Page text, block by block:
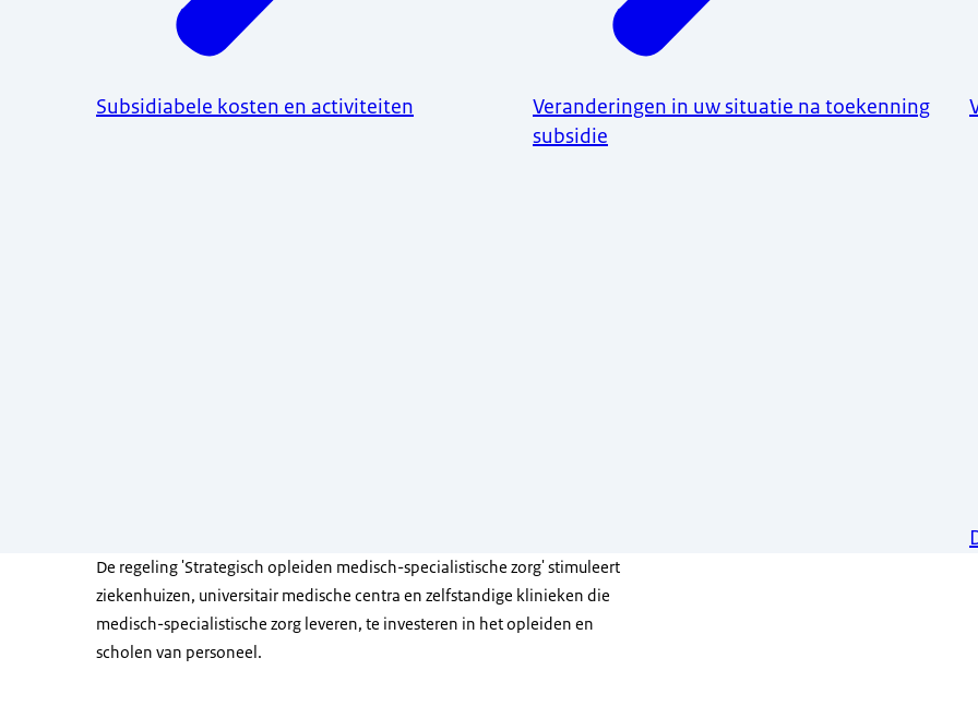
Subsidiabele kosten en activiteiten
Veranderingen in uw situatie na toekenning
subsidie
De regeling 'Strategisch opleiden medisch-specialistische zorg' stimuleert
ziekenhuizen, universitair medische centra en zelfstandige klinieken die
medisch-specialistische zorg leveren, te investeren in het opleiden en
scholen van personeel.